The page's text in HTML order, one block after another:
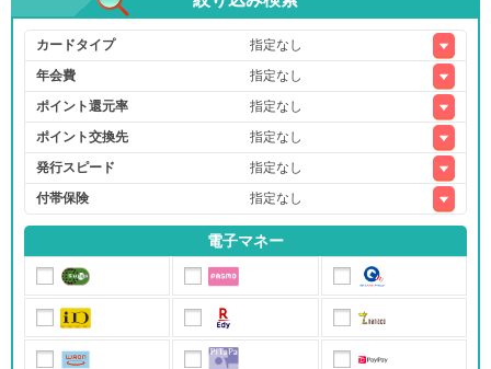
カードタイプ
年会費
ポイント還元率
ポイント交換先
発行スピード
付帯保険
電子マネー